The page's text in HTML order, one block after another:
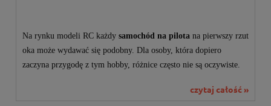
Na rynku modeli RC każdy samochód na pilota na pierwszy rzut
oka może wydawać się podobny. Dla osoby, która dopiero
zaczyna przygodę z tym hobby, różnice często nie są oczywiste.
wszystkie modele oferują to samo doświadczenie.czytaj całość »